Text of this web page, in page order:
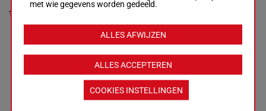
11
Box: 2 - M/5 -
5p (24) 8p 1p
3p (23) 3p 5p
10p 2p
(23) 3p
5p 3p 9p
11p (24)
9p 15p
met wie gegevens worden gedeeld.
ALLES ACCEPTEREN
ALLES AFWIJZEN
COOKIES INSTELLINGEN